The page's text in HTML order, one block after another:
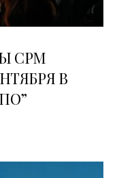
CPM
В